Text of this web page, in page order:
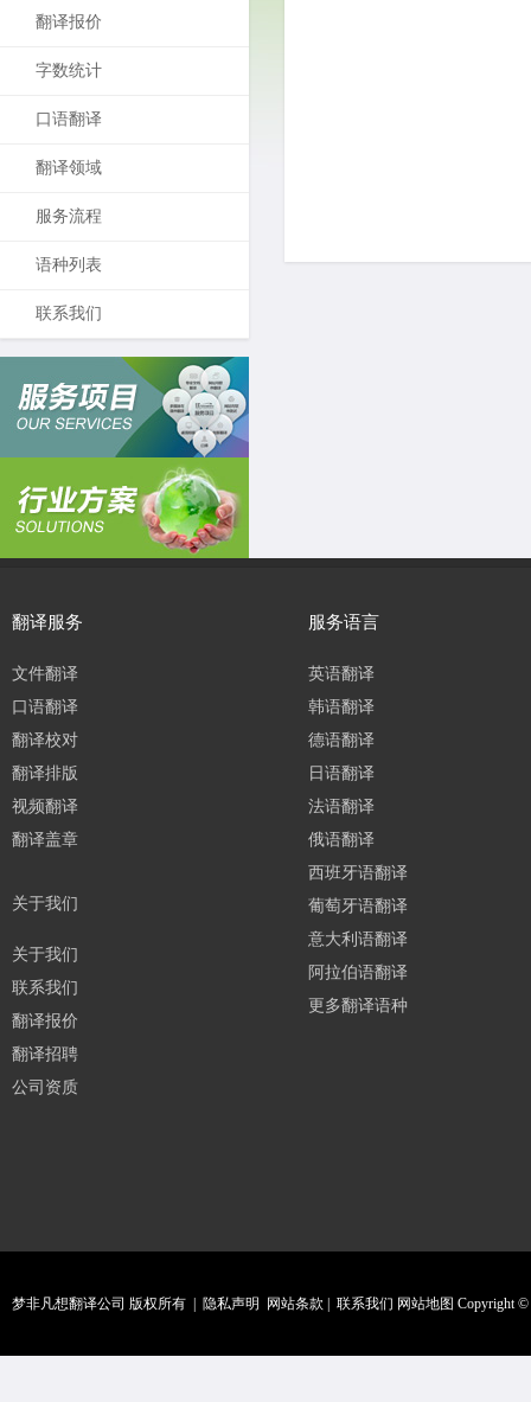
翻译报价
字数统计
口语翻译
翻译领域
服务流程
语种列表
联系我们
翻译服务
文件翻译
口语翻译
翻译校对
翻译排版
视频翻译
翻译盖章
关于我们
关于我们
联系我们
翻译报价
翻译招聘
公司资质
服务语言
英语翻译
韩语翻译
德语翻译
日语翻译
法语翻译
俄语翻译
西班牙语翻译
葡萄牙语翻译
意大利语翻译
阿拉伯语翻译
更多翻译语种
梦非凡想翻译公司 版权所有 | 隐私声明 网站条款 联系我们 网站地图 Copyright ©